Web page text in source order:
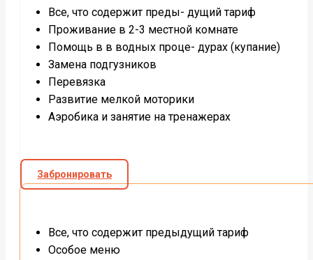
Все, что содержит преды- дущий тариф
Проживание в 2-3 местной комнате
Помощь в в водных проце- дурах (купание)
Замена подгузников
Перевязка
Развитие мелкой моторики
Аэробика и занятие на тренажерах
Забронировать
Все, что содержит предыдущий тариф
Особое меню